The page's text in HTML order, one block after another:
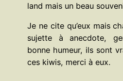
land mais un beau
Je ne cite qu’eux mais
sujette à anecdote,
bonne humeur, ils sont
ces kiwis, merci à eux.